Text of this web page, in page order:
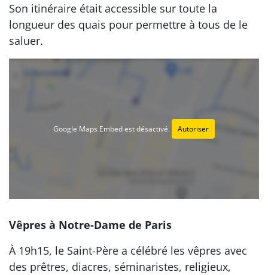
Son itinéraire était accessible sur toute la
longueur des quais pour permettre à tous de le
saluer.
Google Maps Embed est désactivé. Autoriser
Vêpres à Notre-Dame de Paris
À 19h15, le Saint-Père a célébré les vêpres avec
des prêtres, diacres, séminaristes, religieux,